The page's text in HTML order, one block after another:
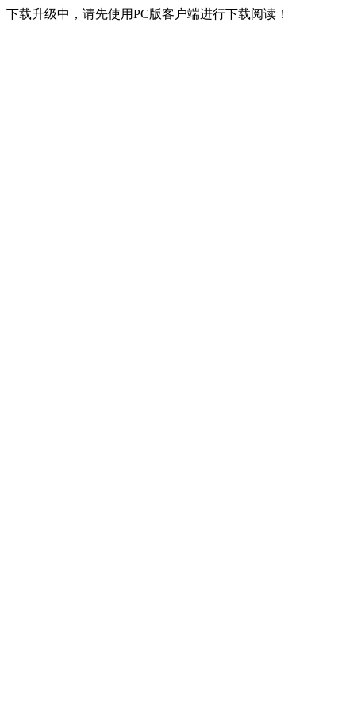
下载升级中，请先使用PC版客户端进行下载阅读！